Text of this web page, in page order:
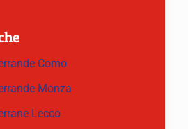
Como
Monza
Lecco